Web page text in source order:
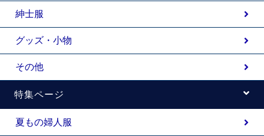
紳士服
グッズ・小物
その他
特集ページ
夏もの婦人服